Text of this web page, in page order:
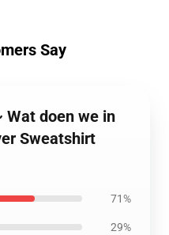
Say
Wat doen we in
Sweatshirt
71%
29%